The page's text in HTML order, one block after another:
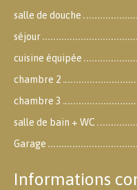
salle de douche
séjour
cuisine équipée
chambre 2
chambre 3
salle de bain + WC
Garage
Informations